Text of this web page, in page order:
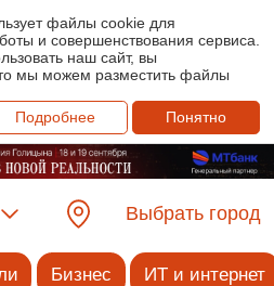
файлы cookie для
и совершенствования сервиса.
наш сайт, вы
мы можем разместить файлы
Подробнее
Понятно
Выбрать город
Бизнес ИТ и интернет